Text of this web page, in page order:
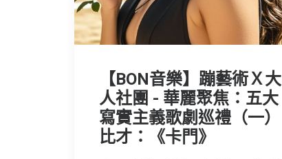
【BON音樂】蹦藝術Ｘ大
人社團 - 華麗聚焦：五大
寫實主義歌劇巡禮（一）
比才：《卡門》